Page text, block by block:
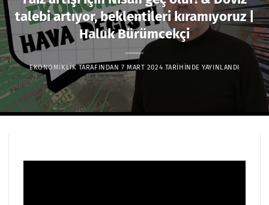
talebi artıyor, beklentileri kıramıyoruz |
Haluk Bürümcekçi
EKONOMIKLIK TARAFINDAN 7 MART 2024 TARIHINDE YAYINLANDI